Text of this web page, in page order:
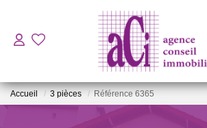
ACHETER
LOUER
Accueil 3 pièces Référence 6365